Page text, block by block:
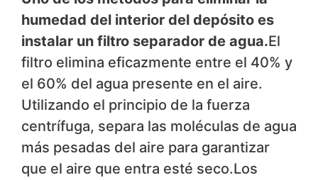
humedad del interior del depósito es
instalar un filtro separador de agua.El
filtro elimina eficazmente entre el 40% y
el 60% del agua presente en el aire.
Utilizando el principio de la fuerza
centrífuga, separa las moléculas de agua
más pesadas del aire para garantizar
que el aire que entra esté seco.Los